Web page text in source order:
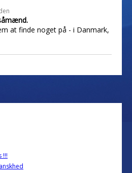
at finde noget på - i Danmark,
!!!